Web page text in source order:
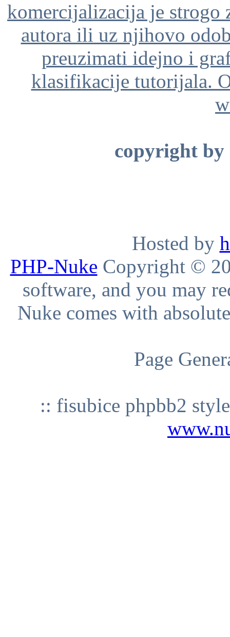
komercijalizacija je strogo
autora ili uz njihovo
preuzimati idejno i
klasifikacije tutorijala.
copyright by
Hosted by
PHP-Nuke Copyright ©
software, and you may
Nuke comes with
Page
:: fisubice phpbb2